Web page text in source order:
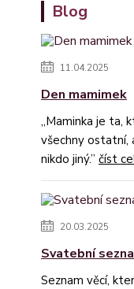
Blog
11.04.2025
Den mamimek
„Maminka je ta,
všechny ostatní,
nikdo jiný.” číst
20.03.2025
Svatební
Seznam věcí,